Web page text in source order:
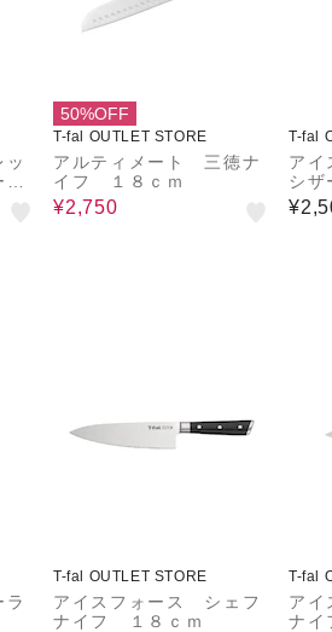
50%OFF
T-fal OUTLET STORE
アルティメート 三徳ナ
イフ １８ｃｍ
¥2,750
T-fal
ア
シザ
T-fal OUTLET STORE
アイスフォース シェフ
ナイフ １８ｃｍ
T-fal
ア
ナ